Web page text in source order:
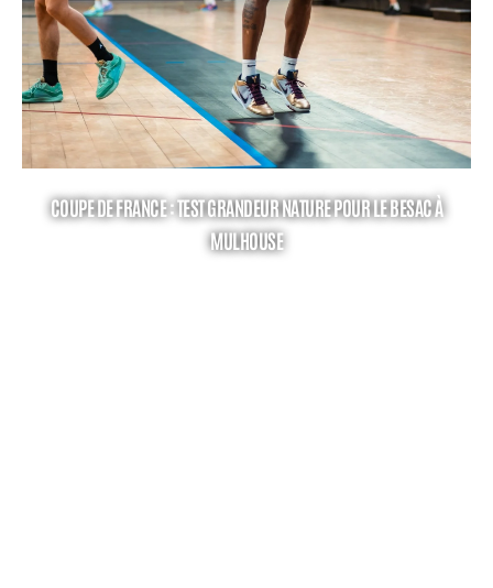
COUPE DE FRANCE : TEST GRANDEUR NATURE POUR LE BESAC À
MULHOUSE